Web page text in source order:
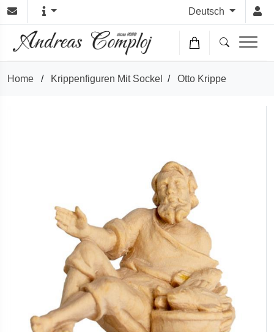
Deutsch
Home / Krippenfiguren Mit Sockel / Otto Krippe